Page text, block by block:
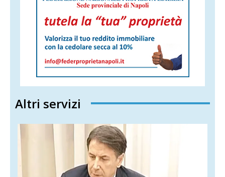
Altri servizi